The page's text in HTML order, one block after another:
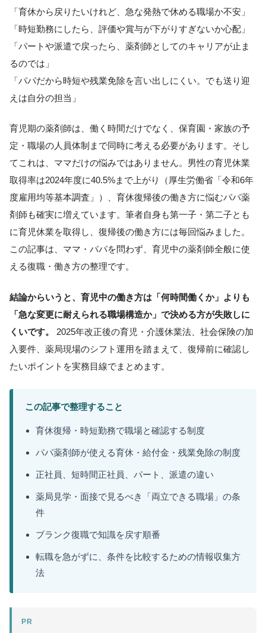
「育休から戻りたいけれど、急な発熱で休める職場か不安」
「時短勤務にしたら、評価や賞与が下がりすぎないか心配」
「パートや派遣で戻ったら、薬剤師としてのキャリアが止ま
るのでは」
「パパだから時短や残業免除を言い出しにくい。でも送り迎
えは自分の担当」
育児期の薬剤師は、働く時間だけでなく、保育園・家族の予
定・職場の人員体制まで同時に考える必要があります。そし
てこれは、ママだけの悩みではありません。男性の育児休業
取得率は2024年度に40.5%まで上がり（厚生労働省「令和6年
度雇用均等基本調査」）、育休復帰後の働き方に悩むパパ薬
剤師も確実に増えています。筆者自身も第一子・第二子とも
に育児休業を取得し、復帰後の働き方には毎回悩みました。
この記事は、ママ・パパを問わず、育児中の薬剤師全般に使
える復職・働き方の整理です。
結論からいうと、育児中の働き方は「何時間働くか」よりも
「急な変更に耐えられる職場構造か」で決める方が失敗しに
くいです。
2025年改正後の育児・介護休業法、社会保険の加
入要件、薬局現場のシフト運用を踏まえて、復帰前に確認し
たいポイントを実務目線でまとめます。
この記事で整理すること
育休復帰・時短勤務で職場と確認する制度
パパ薬剤師が使える育休・給付金・残業免除の制度
正社員、短時間正社員、パート、派遣の違い
薬局見学・面接で見るべき「両立できる職場」の条
件
ブランク復職で知識を戻す順番
転職を急がずに、条件を比較するための情報収集方
法
PR